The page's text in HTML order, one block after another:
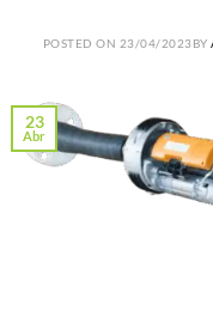
POSTED ON 23/04/2023 BY
23
Abr